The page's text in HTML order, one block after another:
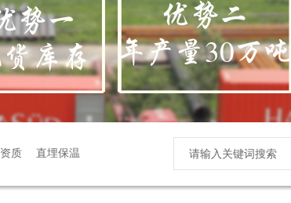
资质 直埋保温